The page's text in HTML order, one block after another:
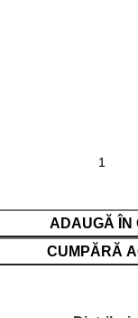
ADAUGĂ ÎN
CUMPĂRĂ